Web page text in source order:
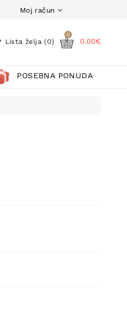
Moj račun
Lista želja (0)
0
0.00€
POSEBNA PONUDA